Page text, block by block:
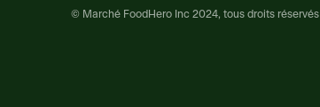
© Marché FoodHero Inc 2024, tous droits réservés